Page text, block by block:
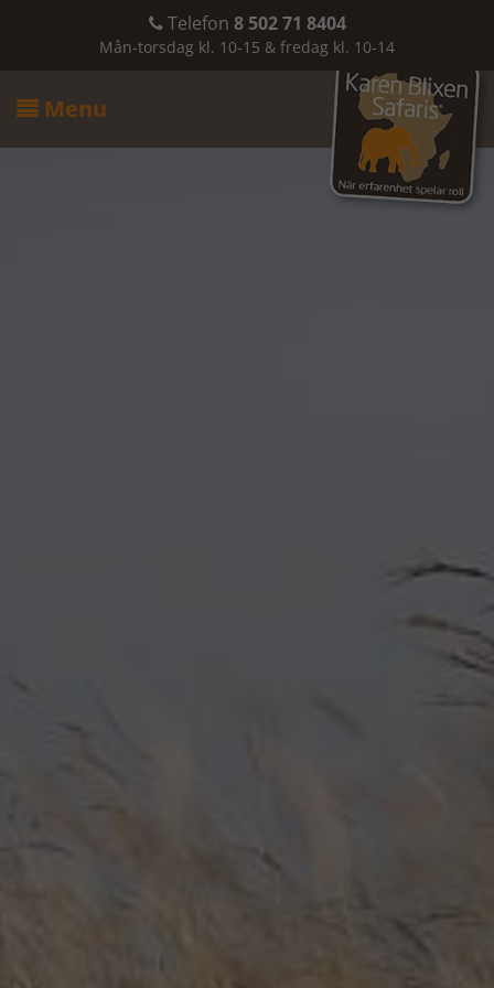
Telefon 8 502 71 8404
Mån-torsdag kl. 10-15 & fredag kl. 10-14
 Menu